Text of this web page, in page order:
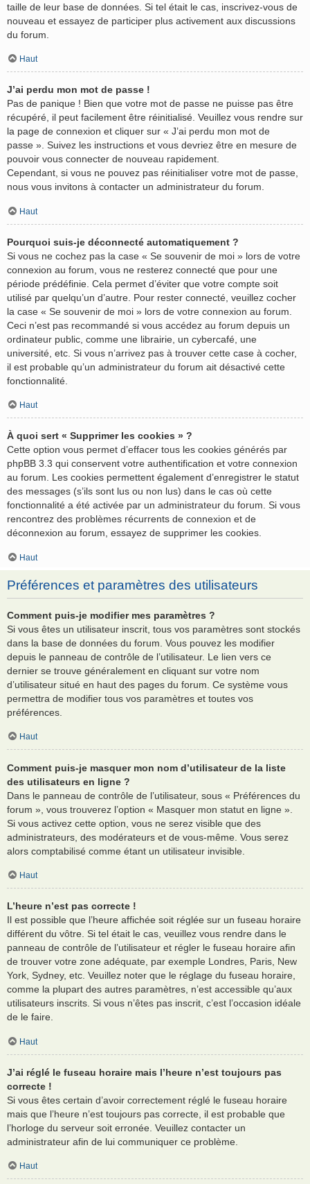
taille de leur base de données. Si tel était le cas, inscrivez-vous de
nouveau et essayez de participer plus activement aux discussions
du forum.
Haut
J’ai perdu mon mot de passe !
Pas de panique ! Bien que votre mot de passe ne puisse pas être
récupéré, il peut facilement être réinitialisé. Veuillez vous rendre sur
la page de connexion et cliquer sur « J’ai perdu mon mot de
passe ». Suivez les instructions et vous devriez être en mesure de
pouvoir vous connecter de nouveau rapidement.
Cependant, si vous ne pouvez pas réinitialiser votre mot de passe,
nous vous invitons à contacter un administrateur du forum.
Haut
Pourquoi suis-je déconnecté automatiquement ?
Si vous ne cochez pas la case « Se souvenir de moi » lors de votre
connexion au forum, vous ne resterez connecté que pour une
période prédéfinie. Cela permet d’éviter que votre compte soit
utilisé par quelqu’un d’autre. Pour rester connecté, veuillez cocher
la case « Se souvenir de moi » lors de votre connexion au forum.
Ceci n’est pas recommandé si vous accédez au forum depuis un
ordinateur public, comme une librairie, un cybercafé, une
université, etc. Si vous n’arrivez pas à trouver cette case à cocher,
il est probable qu’un administrateur du forum ait désactivé cette
fonctionnalité.
Haut
À quoi sert « Supprimer les cookies » ?
Cette option vous permet d’effacer tous les cookies générés par
phpBB 3.3 qui conservent votre authentification et votre connexion
au forum. Les cookies permettent également d’enregistrer le statut
des messages (s’ils sont lus ou non lus) dans le cas où cette
fonctionnalité a été activée par un administrateur du forum. Si vous
rencontrez des problèmes récurrents de connexion et de
déconnexion au forum, essayez de supprimer les cookies.
Haut
Préférences et paramètres des utilisateurs
Comment puis-je modifier mes paramètres ?
Si vous êtes un utilisateur inscrit, tous vos paramètres sont stockés
dans la base de données du forum. Vous pouvez les modifier
depuis le panneau de contrôle de l’utilisateur. Le lien vers ce
dernier se trouve généralement en cliquant sur votre nom
d’utilisateur situé en haut des pages du forum. Ce système vous
permettra de modifier tous vos paramètres et toutes vos
préférences.
Haut
Comment puis-je masquer mon nom d’utilisateur de la liste
des utilisateurs en ligne ?
Dans le panneau de contrôle de l’utilisateur, sous « Préférences du
forum », vous trouverez l’option « Masquer mon statut en ligne ».
Si vous activez cette option, vous ne serez visible que des
administrateurs, des modérateurs et de vous-même. Vous serez
alors comptabilisé comme étant un utilisateur invisible.
Haut
L’heure n’est pas correcte !
Il est possible que l’heure affichée soit réglée sur un fuseau horaire
différent du vôtre. Si tel était le cas, veuillez vous rendre dans le
panneau de contrôle de l’utilisateur et régler le fuseau horaire afin
de trouver votre zone adéquate, par exemple Londres, Paris, New
York, Sydney, etc. Veuillez noter que le réglage du fuseau horaire,
comme la plupart des autres paramètres, n’est accessible qu’aux
utilisateurs inscrits. Si vous n’êtes pas inscrit, c’est l’occasion idéale
de le faire.
Haut
J’ai réglé le fuseau horaire mais l’heure n’est toujours pas
correcte !
Si vous êtes certain d’avoir correctement réglé le fuseau horaire
mais que l’heure n’est toujours pas correcte, il est probable que
l’horloge du serveur soit erronée. Veuillez contacter un
administrateur afin de lui communiquer ce problème.
Haut